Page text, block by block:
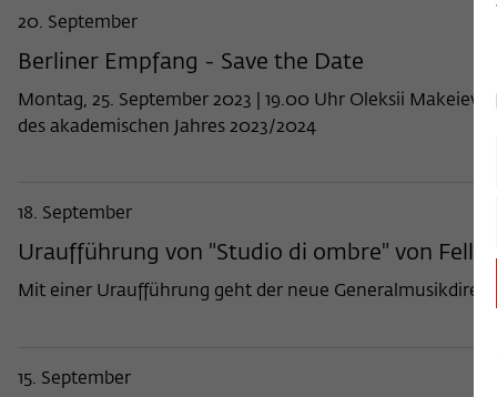
20. September
Berliner Empfang - Save the Date
Montag, 25. September 2023 | 19.00 Uhr Oleksii
des akademischen Jahres 2023/2024
18. September
Uraufführung von "Studio di ombre" von
Mit einer Uraufführung geht der neue
15. September